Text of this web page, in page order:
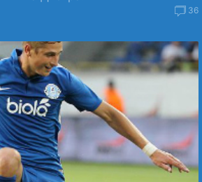
36